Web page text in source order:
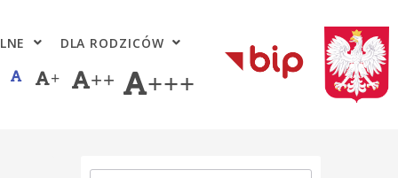
DLA RODZICÓW
+ ++ +++